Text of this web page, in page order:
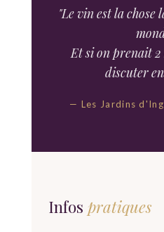
"Le vin est la chose
Et si on prenait
discuter
— Les Jardins
Infos pratiques